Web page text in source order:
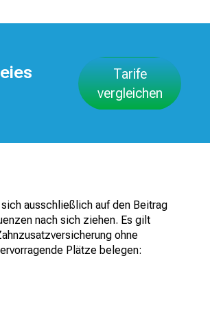
Tarife
vergleichen
ausschließlich auf den Beitrag
nach sich ziehen. Es gilt
ohne
Plätze belegen: